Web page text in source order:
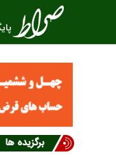
برگزیده ها